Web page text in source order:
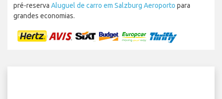
pré-reserva Aluguel de carro em Salzburg Aeroporto para
grandes economias.